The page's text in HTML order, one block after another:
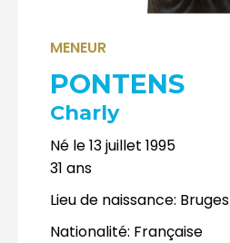
MENEUR
PONTENS
Charly
Né le13 juillet 1995
31 ans
Lieu de naissance: Bruges
Nationalité: Française